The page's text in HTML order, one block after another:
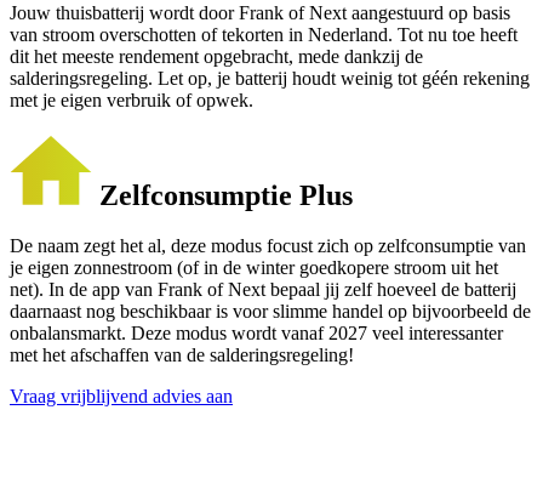
Jouw thuisbatterij wordt door Frank of Next aangestuurd op basis
van stroom overschotten of tekorten in Nederland. Tot nu toe heeft
dit het meeste rendement opgebracht, mede dankzij de
salderingsregeling. Let op, je batterij houdt weinig tot géén rekening
met je eigen verbruik of opwek.
Zelfconsumptie Plus
De naam zegt het al, deze modus focust zich op zelfconsumptie van
je eigen zonnestroom (of in de winter goedkopere stroom uit het
net). In de app van Frank of Next bepaal jij zelf hoeveel de batterij
daarnaast nog beschikbaar is voor slimme handel op bijvoorbeeld de
onbalansmarkt. Deze modus wordt vanaf 2027 veel interessanter
met het afschaffen van de salderingsregeling!
Vraag vrijblijvend advies aan